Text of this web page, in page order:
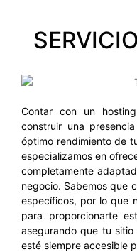
Contar con un
construir una
óptimo rendimiento de
especializamos en
completamente
negocio. Sabemos que
específicos, por lo que
para proporcionarte
asegurando que tu
esté siempre accesible